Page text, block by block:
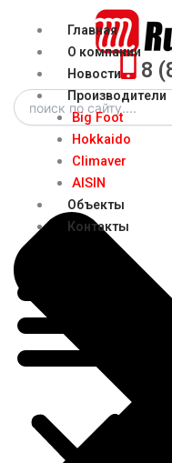
содержимому
Главная
О компании
Новости
Производители
Big Foot
Hokkaido
Climaver
AISIN
Объекты
Контакты
8
Search